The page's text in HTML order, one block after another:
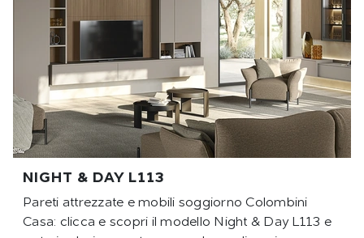
NIGHT & DAY L113
Pareti attrezzate e mobili soggiorno Colombini
Casa: clicca e scopri il modello Night & Day L113 e